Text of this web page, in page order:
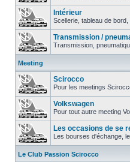
Intérieur
Scellerie, tableau de bord,
Transmission /
Transmission,
Meeting
Scirocco
Pour les meetings
Volkswagen
Pour tout autre meeting
Les occasions de se
Les bourses d'échange,
Le Club Passion Scirocco